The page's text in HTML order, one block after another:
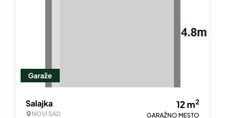
Garaže
Salajka
NOVI SAD
12 m2
GARAŽNO MESTO